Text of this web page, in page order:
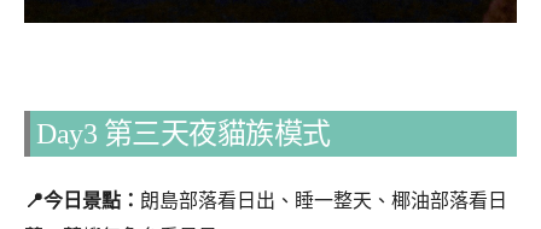
Day3 第三天夜貓族模式
📍今日景點： 朗島部落看日出、睡一整天、椰油部落看日